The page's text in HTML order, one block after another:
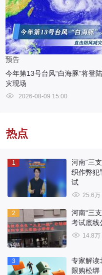
预告
今年第13号台风“白海豚”将登
灾现场
2026-08-09 15:00
热点
1
河南“三
织作弊犯
试
25.6万
2
河南“三
考试底线
14.8万
3
专家解读
限购松绑